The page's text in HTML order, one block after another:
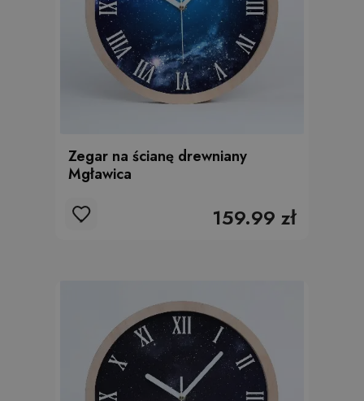
Zegar na ścianę drewniany
Mgławica
159.99 zł